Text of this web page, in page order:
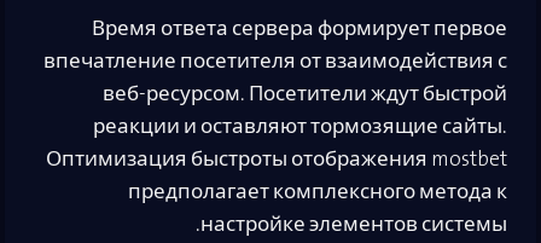
Время ответа сервера формирует первое
впечатление посетителя от взаимодействия с
веб-ресурсом. Посетители ждут быстрой
реакции и оставляют тормозящие сайты.
Оптимизация быстроты отображения mostbet
предполагает комплексного метода к
настройке элементов системы.